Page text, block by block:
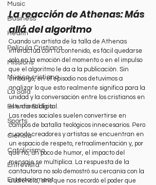
Music
Business
Health
Película Cristiana
Missions
Música cristiana
La Sala
Estudio Bíblico
Sports
Ciencia
Catolicismo
Entrevista
Entertainment
La reacción de Athenas: Más
allá del algoritmo
Cuando un artista de la talla de Athenas
interactúa con tu contenido, es fácil quedarse
solo en la emoción del momento o en el impulso
que el algoritmo le da a la publicación. Sin
embargo, en el episodio nos detuvimos a
analizar lo que esto realmente significa para la
unidad y la conversación entre los cristianos en
el entorno digital.
Las redes sociales suelen convertirse en
campos de batalla teológicos innecesarios. Pero
cuando creadores y artistas se encuentran en
un espacio de respeto, retroalimentación y, por
qué no, un poco de humor, el impacto del
mensaje se multiplica. La respuesta de la
cantautora no solo demostró su cercanía con la
audiencia, sino que nos recordó el poder que